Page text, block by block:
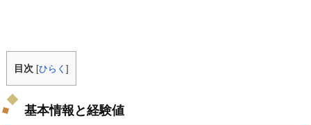
目次 [ひらく]
基本情報と経験値